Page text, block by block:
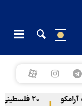
۲۰ فلسطینی در حملات صهیونیست‌ها و شهرک‌نشینان در کرانه باختری زخمی شدند